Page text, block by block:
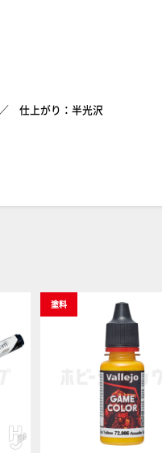
仕上がり：半光沢
塗料